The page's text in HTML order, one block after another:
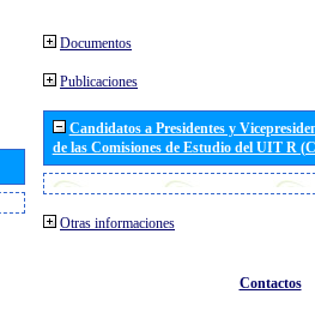
Documentos
Publicaciones
Candidatos a Presidentes y
de las Comisiones de Estudio del UIT R
Otras informaciones
Contactos